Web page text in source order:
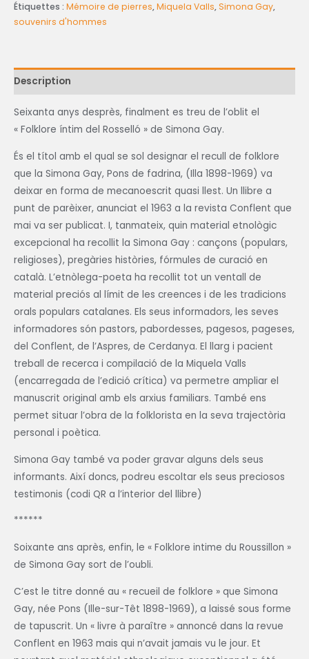
Étiquettes : Mémoire de pierres,Miquela Valls,Simona Gay,
souvenirs d'hommes
Description
Seixanta anys desprès, finalment es treu de l’oblit el
« Folklore íntim del Rosselló » de Simona Gay.
És el títol amb el qual se sol designar el recull de folklore
que la Simona Gay, Pons de fadrina, (Illa 1898-1969) va
deixar en forma de mecanoescrit quasi llest. Un llibre a
punt de parèixer, anunciat el 1963 a la revista Conflent que
mai va ser publicat. I, tanmateix, quin material etnològic
excepcional ha recollit la Simona Gay : cançons (populars,
religioses), pregàries històries, fórmules de curació en
català. L’etnòlega-poeta ha recollit tot un ventall de
material preciós al límit de les creences i de les tradicions
orals populars catalanes. Els seus informadors, les seves
informadores són pastors, pabordesses, pagesos, pageses,
del Conflent, de l’Aspres, de Cerdanya. El llarg i pacient
treball de recerca i compilació de la Miquela Valls
(encarregada de l’edició crítica) va permetre ampliar el
manuscrit original amb els arxius familiars. També ens
permet situar l’obra de la folklorista en la seva trajectòria
personal i poètica.
Simona Gay també va poder gravar alguns dels seus
informants. Així doncs, podreu escoltar els seus preciosos
testimonis (codi QR a l’interior del llibre)
******
Soixante ans après, enfin, le « Folklore intime du Roussillon »
de Simona Gay sort de l’oubli.
C’est le titre donné au « recueil de folklore » que Simona
Gay, née Pons (Ille-sur-Têt 1898-1969), a laissé sous forme
de tapuscrit. Un « livre à paraître » annoncé dans la revue
Conflent en 1963 mais qui n’avait jamais vu le jour. Et